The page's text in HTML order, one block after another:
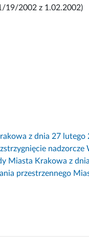
19/2002 z 1.02.2002)
z dnia 27
Miasta Krakowa z
przestrzennego